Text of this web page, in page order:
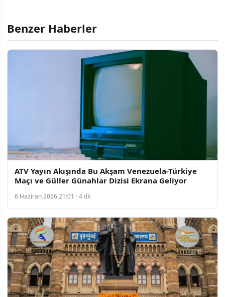
Benzer Haberler
ATV Yayın Akışında Bu Akşam Venezuela-Türkiye
Maçı ve Güller Günahlar Dizisi Ekrana Geliyor
6 Haziran 2026 21:01 · 4 dk